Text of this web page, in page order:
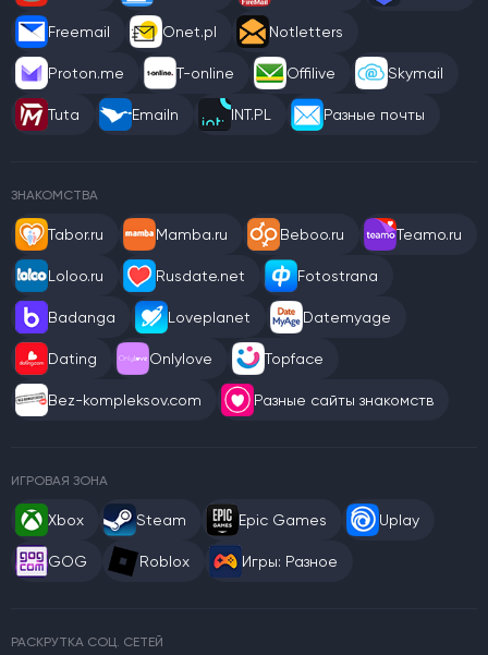
Freemail Onet.pl Notletters
Proton.me T-online Offilive Skymail
Tuta Emailn INT.PL Разные почты
ЗНАКОМСТВА
Tabor.ru Mamba.ru Beboo.ru Teamo.ru
Loloo.ru Rusdate.net Fotostrana
Badanga Loveplanet Datemyage
Dating Onlylove Topface
Bez-kompleksov.com Разные сайты знакомств
ИГРОВАЯ ЗОНА
Xbox Steam Epic Games Uplay
GOG Roblox Игры: Разное
РАСКРУТКА СОЦ. СЕТЕЙ